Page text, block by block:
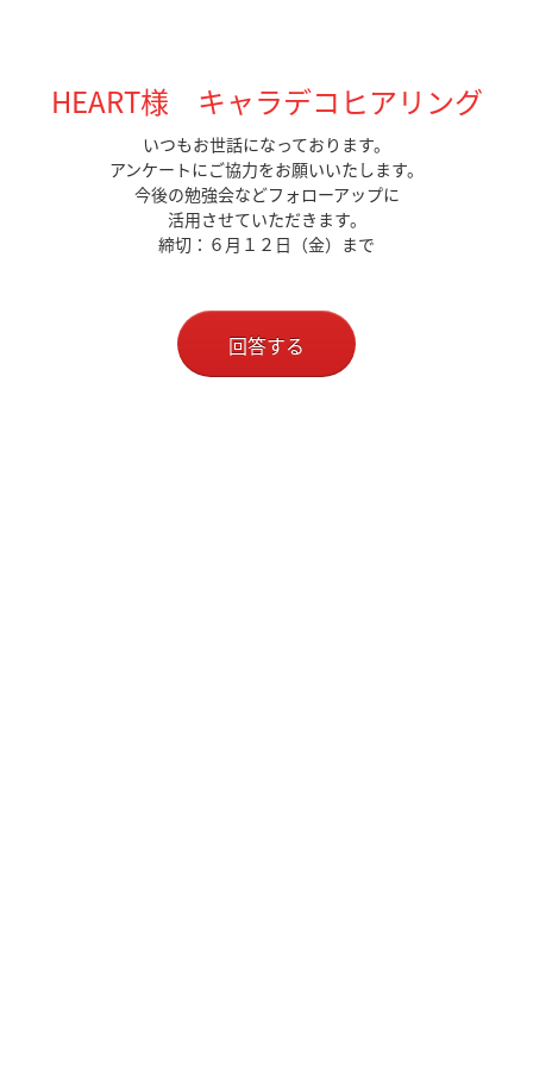
HEART様 キャラデコヒアリング
いつもお世話になっております。
アンケートにご協力をお願いいたします。
今後の勉強会などフォローアップに
活用させていただきます。
締切：６月１２日（金）まで
回答する